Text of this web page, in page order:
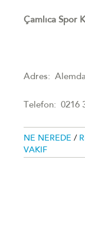
Çamlıca Spor
Adres:
Telefon: 0216
NE NEREDE /
VAKIF